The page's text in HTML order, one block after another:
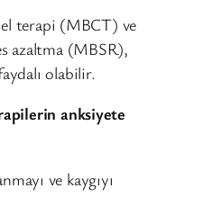
terapi (MBCT) ve
azaltma (MBSR),
olabilir.
anksiyete
ve kaygıyı